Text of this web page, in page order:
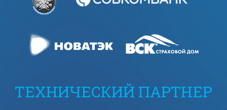
ТЕХНИЧЕСКИЙ ПАРТНЕР